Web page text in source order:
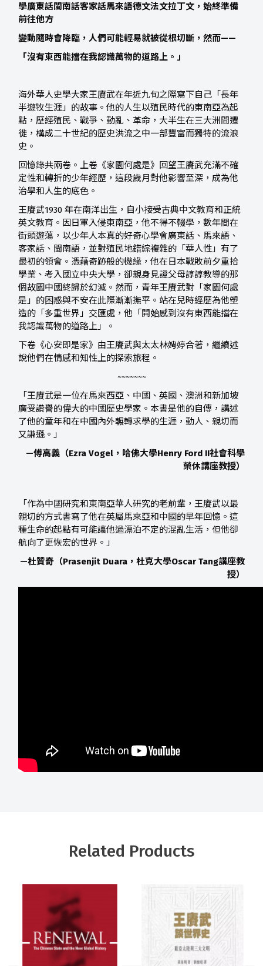
學廣東話閩南話客家話馬來語德文法文拉丁文，始終準備
前往他方
變動隨時會降臨，人們可能輕易就被從根切斷，然而——
「沒有東西能擋在我認識萬物的道路上。」
海外華人史學大家王賡武在年近九旬之際寫下自己「長年
半遊牧生涯」的故事。他的人生以殖民時代的東南亞為起
點，歷經殖民、戰爭、動亂、革命，大半生在三大洲間遷
徙，構成二十世紀的歷史洪流之中一部豐富而獨特的流浪
史。
回憶錄共兩卷。上卷《家園何處是》回望王賡武充滿不確
定性和轉折的少年經歷，這段歲月對他影響至深，成為他
治學和人生的底色。
王賡武1930 年在南洋出生，自小接受古典中文教育和正統
英文教育。因日軍入侵東南亞，他不得不輟學，數年間在
街頭遊蕩，以少年人本真的好奇心學會廣東話、馬來語、
客家話、閩南語，並對殖民地錯綜複雜的「華人性」有了
最初的領會。憑藉奇跡般的機緣，他在日本戰敗前夕重拾
學業、考入國立中央大學，卻親身見證父母諄諄教導的那
個故園中國終歸於幻滅。然而，青年王賡武對「家園何處
是」的困惑與不安在此際漸漸撫平。站在兒時經歷為他塑
造的「多重世界」交匯處，他「開始感到沒有東西能擋在
我認識萬物的道路上」。
下卷《心安即是家》由王賡武與太太林娉婷合著，繼續述
說他們在情感和知性上的探索旅程。
~~~~~~~
「王賡武是一位在馬來西亞、中國、英國、澳洲和新加坡
廣受讚譽的偉大的中國歷史學家。本書是他的自傳，講述
了他的童年和在中國內外輾轉求學的生涯，動人、親切而
又謙遜。」
—傅高義（Ezra Vogel，哈佛大學Henry Ford II社會科學
榮休講座教授）
「作為中國研究和東南亞華人研究的老前輩，王賡武以最
親切的方式書寫了他在英屬馬來亞和中國的早年回憶。這
種生命的起點有可能讓他過漂泊不定的混亂生活，但他卻
航向了更恢宏的世界。」
—杜贊奇（Prasenjit Duara，杜克大學Oscar Tang講座教
授）
Related Products